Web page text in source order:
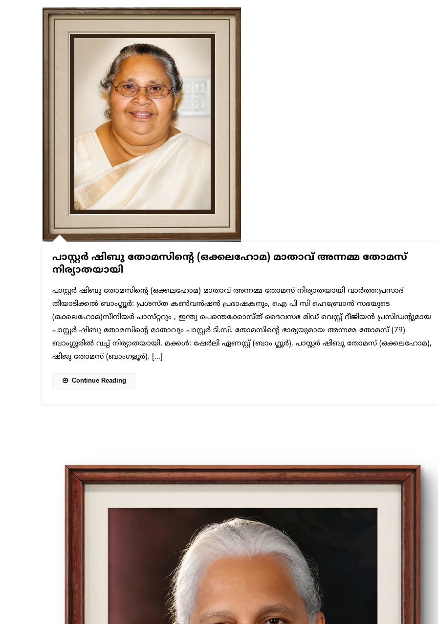
പാസ്റ്റർ ഷിബു തോമസിന്റെ (ഒക്കലഹോമ) മാതാവ് അന്നമ്മ തോമസ്
നിര്യാതയായി
പാസ്റ്റർ ഷിബു തോമസിന്റെ (ഒക്കലഹോമ) മാതാവ് അന്നമ്മ തോമസ് നിര്യാതയായി വാർത്ത:പ്രസാദ്
തീയാടിക്കൽ ബാംഗ്ലൂർ: പ്രശസ്ത കൺവൻഷൻ പ്രഭാഷകനും, ഐ പി സി ഹെബ്രോൻ സഭയുടെ
(ഒക്കലഹോമ)സീനിയർ പാസ്‌റ്ററും , ഇന്ത്യ പെന്തെക്കോസ്ത് ദൈവസഭ മിഡ് വെസ്റ്റ് റീജിയൻ പ്രസിഡന്റുമായ
പാസ്റ്റർ ഷിബു തോമസിന്റെ മാതാവും പാസ്റ്റർ ടി.സി. തോമസിന്റെ ഭാര്യയുമായ അന്നമ്മ തോമസ് (79)
ബാംഗ്ലൂരിൽ വച്ച് നിര്യാതയായി. മക്കൾ: ഷേർലി ഏണസ്റ്റ് (ബാം ഗ്ലൂർ), പാസ്റ്റർ ഷിബു തോമസ് (ഒക്കലഹോമ),
ഷിജു തോമസ് (ബാംഗളൂർ). […]
Continue Reading